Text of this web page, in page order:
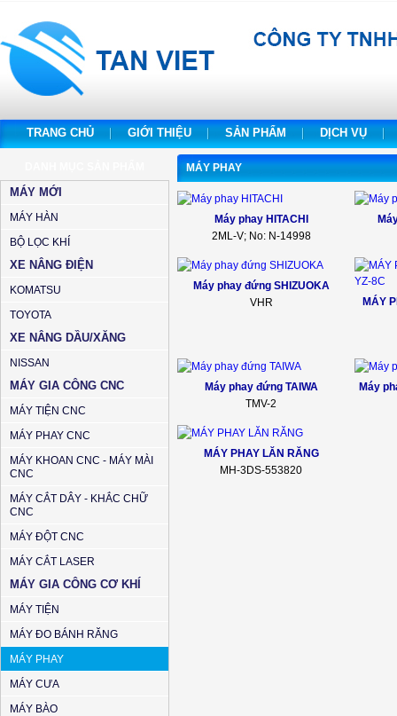
TRANG CHỦ GIỚI THIỆU SẢN PHẨM DỊCH VỤ
MÁY MỚI
MÁY HÀN
BỘ LỌC KHÍ
XE NÂNG ĐIỆN
KOMATSU
TOYOTA
XE NÂNG DẦU/XĂNG
NISSAN
MÁY GIA CÔNG CNC
MÁY TIỆN CNC
MÁY PHAY CNC
MÁY KHOAN CNC - MÁY MÀI
CNC
MÁY CẮT DÂY - KHẮC CHỮ
CNC
MÁY ĐỘT CNC
MÁY CẮT LASER
MÁY GIA CÔNG CƠ KHÍ
MÁY TIỆN
MÁY ĐO BÁNH RĂNG
MÁY PHAY
MÁY CƯA
MÁY BÀO
MÁY PHAY
Máy phay HITACHI
2ML-V; No: N-14998
Máy phay đứng SHIZUOKA
VHR
MÁY
Máy phay đứng TAIWA
TMV-2
Máy
MÁY PHAY LĂN RĂNG
MH-3DS-553820